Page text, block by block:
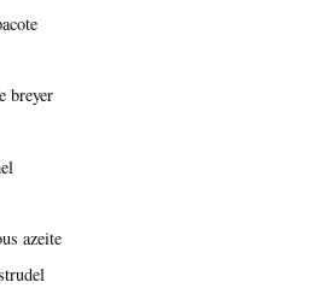
breyer
azeite